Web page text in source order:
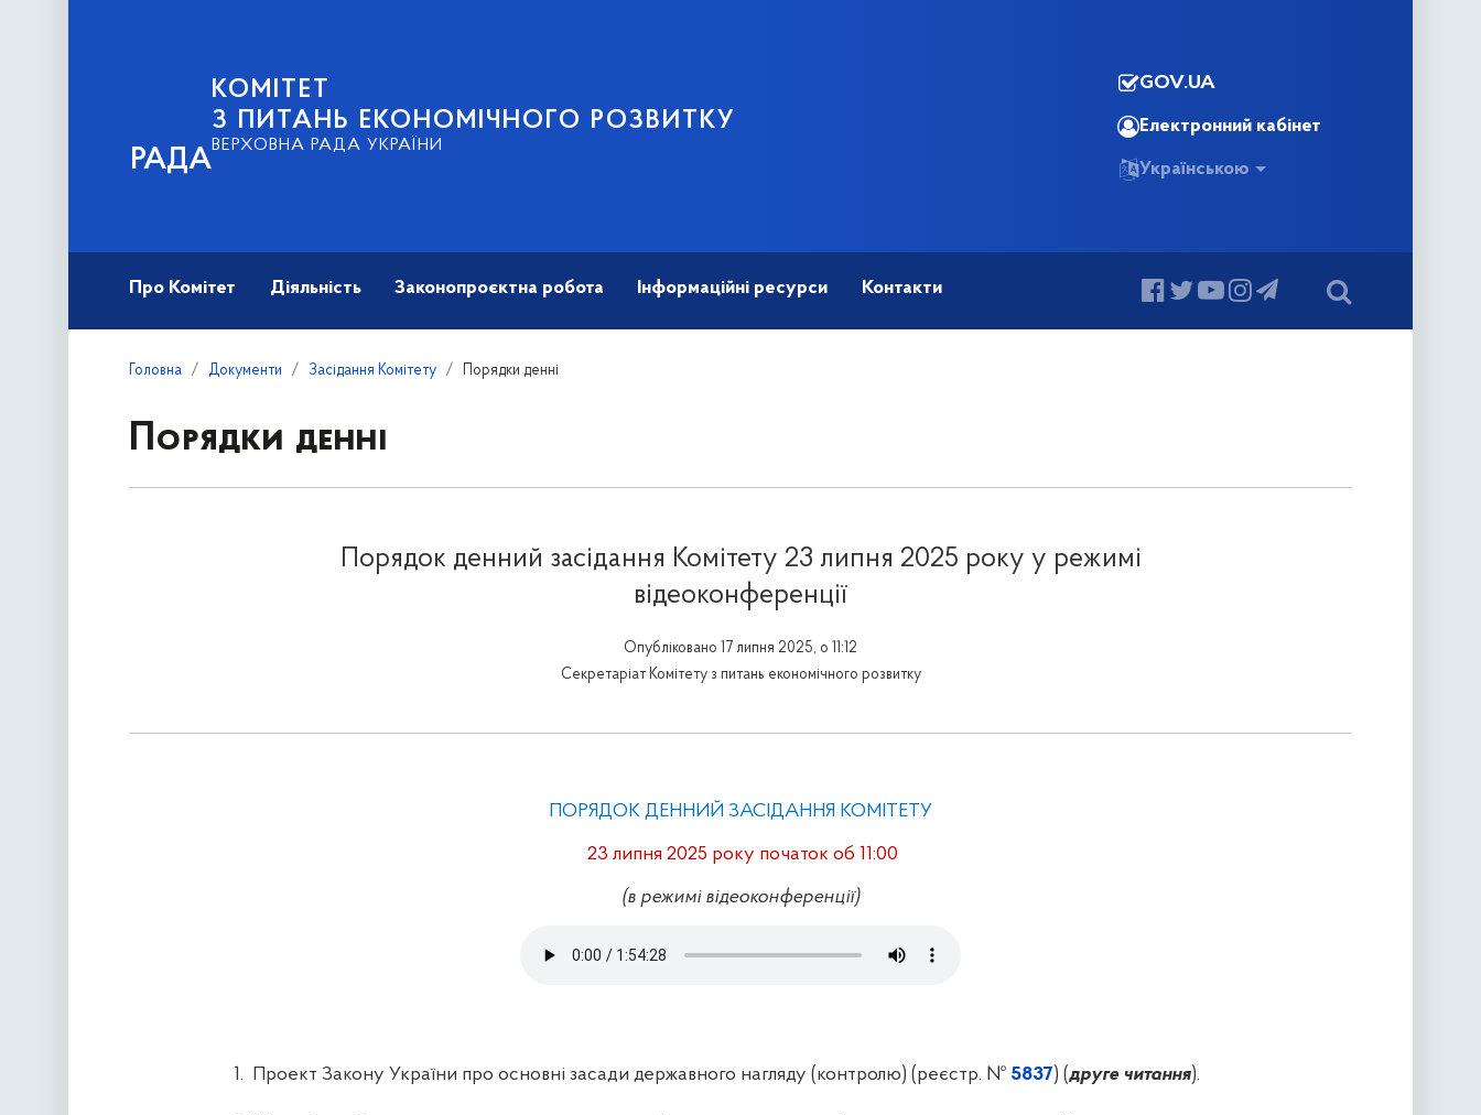
РАДА
КОМІТЕТ
З ПИТАНЬ ЕКОНОМІЧНОГО РОЗВИТКУ
ВЕРХОВНА РАДА УКРАЇНИ
GOV.UA
Електронний кабінет
Українською
Про Комітет Діяльність Законопроєктна робота Інформаційні ресурси Контакти
Головна Документи Засідання Комітету Порядки денні
Порядки денні
Порядок денний засідання Комітету 23 липня 2025 року у режимі
відеоконференції
Опубліковано 17 липня 2025, о 11:12
Секретаріат Комітету з питань економічного розвитку
ПОРЯДОК ДЕННИЙ ЗАСІДАННЯ КОМІТЕТУ
23 липня 2025 року початок об 11:00
(в режимі відеоконференції)
1. Проект Закону України про основні засади державного нагляду (контролю) (реєстр. № 5837) (друге читання).